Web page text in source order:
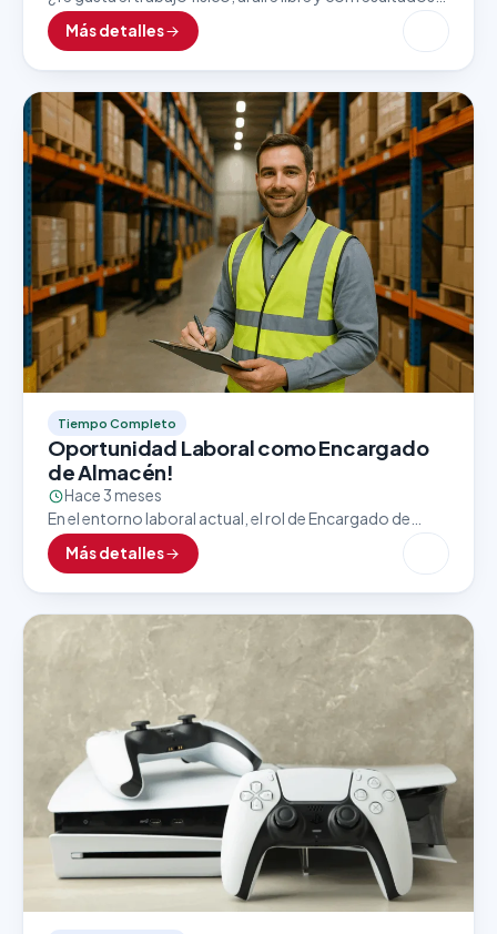
inmediatos? Esta vacante como Lavador de Autos es
ideal para personas detallistas, responsables…
Más detalles
Tiempo Completo
Oportunidad Laboral como Encargado
de Almacén!
Hace 3 meses
En el entorno laboral actual, el rol de Encargado de
Almacén es clave para asegurar un flujo eficiente y
constante de mercancías, insumos y…
Más detalles